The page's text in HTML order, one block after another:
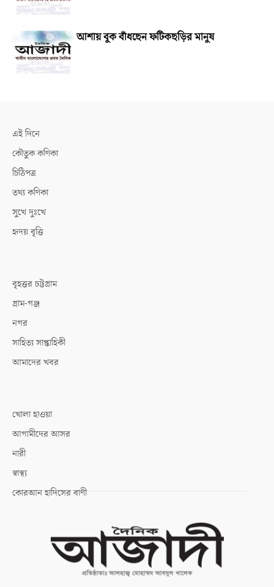
আশায় বুক বাঁধছেন ফটিকছড়ির মানুষ
এই দিনে
কৌতুক কণিকা
চিঠিপত্র
তথ্য কণিকা
সুখে দুঃখে
হৃদয় বৃত্তি
বৃহত্তর চট্টগ্রাম
গ্রাম-গঞ্জ
নগর
সাহিত্য সাপ্তাহিকী
আমাদের খবর
খোলা হাওয়া
আগামীদের আসর
নারী
স্বাস্থ্য
কোরআন হাদিসের বাণী